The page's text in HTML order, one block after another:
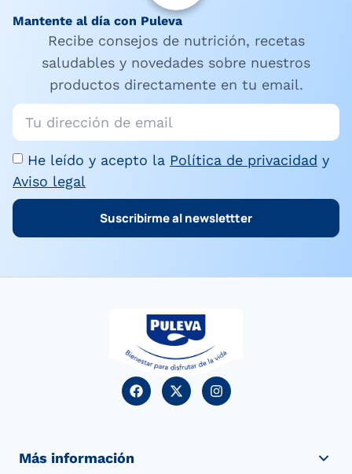
Mantente al día con Puleva
Recibe consejos de nutrición, recetas
saludables y novedades sobre nuestros
productos directamente en tu email.
He leído y acepto la Política de privacidad y
Aviso legal
Suscribirme al newslettter
Más información